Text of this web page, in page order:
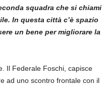
squadra che si chiami
In questa città c’è spazio
un bene per migliorare la
Il Federale Foschi, capisce
ad uno scontro frontale con il